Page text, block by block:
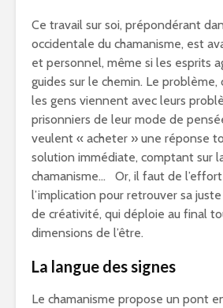
Ce travail sur soi, prépondérant
occidentale du chamanisme, est
et personnel, même si les esprits
guides sur le chemin. Le problème,
les gens viennent avec leurs
prisonniers de leur mode de
veulent « acheter » une réponse
solution immédiate, comptant sur
chamanisme… Or, il faut de
l’implication pour retrouver sa
de créativité, qui déploie au final
dimensions de l’être.
La langue des signes
Le chamanisme propose un pont